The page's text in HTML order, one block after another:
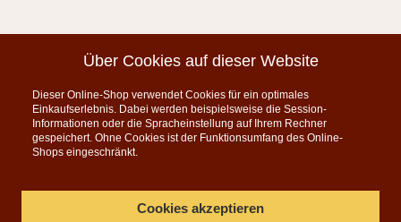
Instagram
KONTAKT
Über Cookies auf dieser Website
Dieser Online-Shop verwendet Cookies für ein optimales
Einkaufserlebnis. Dabei werden beispielsweise die Session-
Informationen oder die Spracheinstellung auf Ihrem Rechner
gespeichert. Ohne Cookies ist der Funktionsumfang des Online-
Shops eingeschränkt.
Cookies akzeptieren